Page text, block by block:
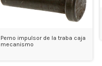
Perno impulsor de la traba caja
mecanismo